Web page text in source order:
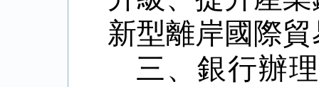
新型離岸國際
三、銀行辦